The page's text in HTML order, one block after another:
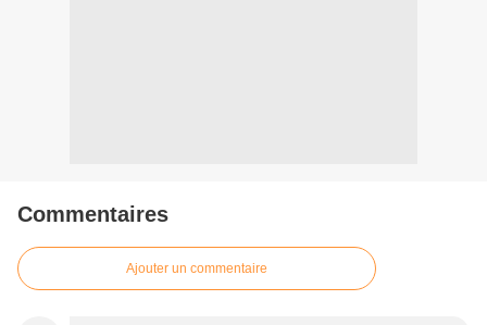
Commentaires
Ajouter un commentaire